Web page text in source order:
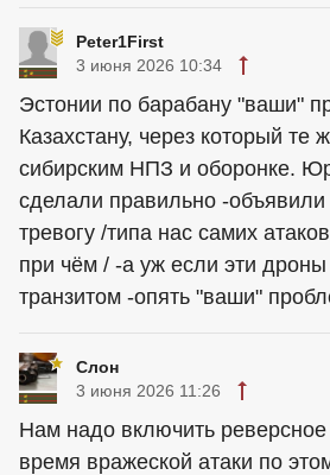
Peter1First
3 июня 2026 10:34
Эстонии по барабану "ваши"
Казахстану, через который те
сибирским НПЗ и оборонке.
сделали правильно -
тревогу /типа нас самих
при чём / -а уж если эти дроны
транзитом -опять "ваши"
Слон
3 июня 2026 11:26
Нам надо включить
время вражеской атаки по